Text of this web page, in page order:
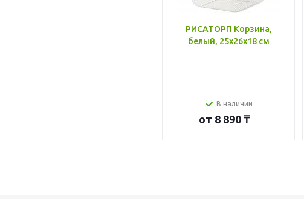
РИСАТОРП Корзина,
белый, 25x26x18 см
В наличии
от 8 890 ₸